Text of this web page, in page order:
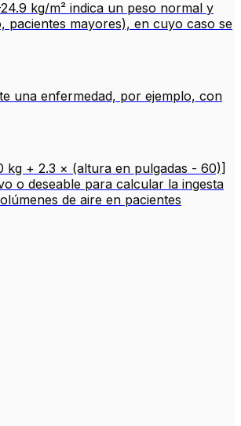
kg/m² indica un peso normal y
pacientes mayores), en cuyo caso se
una enfermedad, por ejemplo, con
kg + 2.3 × (altura en pulgadas - 60)]
o deseable para calcular la ingesta
de aire en pacientes